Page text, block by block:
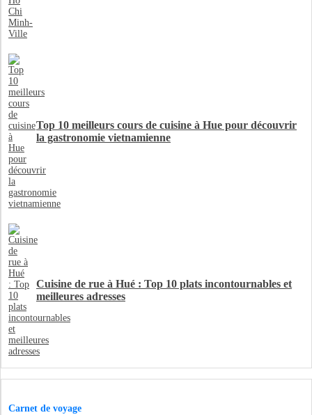
Top 10 meilleurs cours de cuisine à Hue pour découvrir
la gastronomie vietnamienne
Cuisine de rue à Hué : Top 10 plats incontournables et
meilleures adresses
Carnet de voyage